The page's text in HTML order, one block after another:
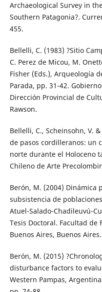
Archaeological Survey in
Southern Patagonia?.
455.
Bellelli, C. (1983) ?Sitio
C. Perez de Micou, M.
Fisher (Eds.), Arqueología
Parada, pp. 31-42.
Dirección Provincial de
Rawson.
Bellelli, C., Scheinsohn, V.
de pasos cordilleranos: un
norte durante el Holoceno
Chileno de Arte
Berón, M. (2004) Dinámica
subsistencia de
Atuel-Salado-Chadileuvú-
Tesis Doctoral. Facultad de
Buenos Aires, Buenos
Berón, M. (2015)
disturbance factors to
Western Pampas,